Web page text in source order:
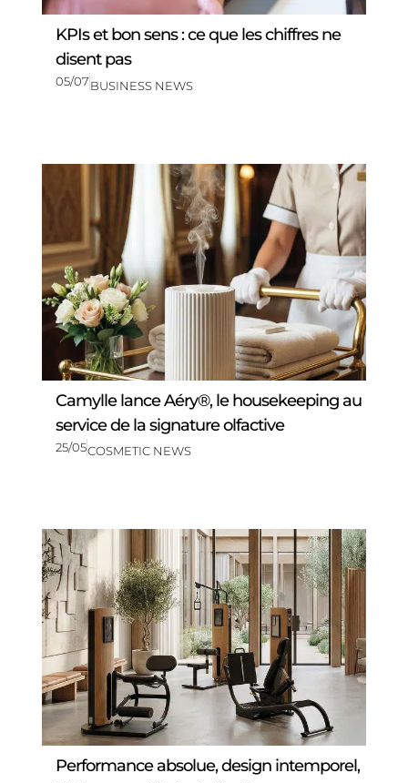
KPIs et bon sens : ce que les chiffres ne
disent pas
05/07BUSINESS NEWS
Camylle lance Aéry®, le housekeeping au
service de la signature olfactive
25/05COSMETIC NEWS
Performance absolue, design intemporel,